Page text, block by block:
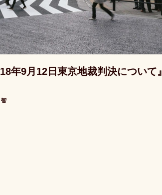
年9月12日東京地裁判決について』
智